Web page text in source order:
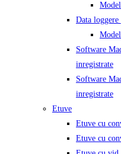
Data
Software
inregistrate
Software
inregistrate
Etuve
Etuve cu
Etuve cu